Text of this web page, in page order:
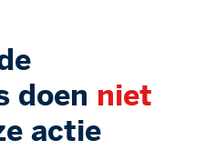
doen niet
actie